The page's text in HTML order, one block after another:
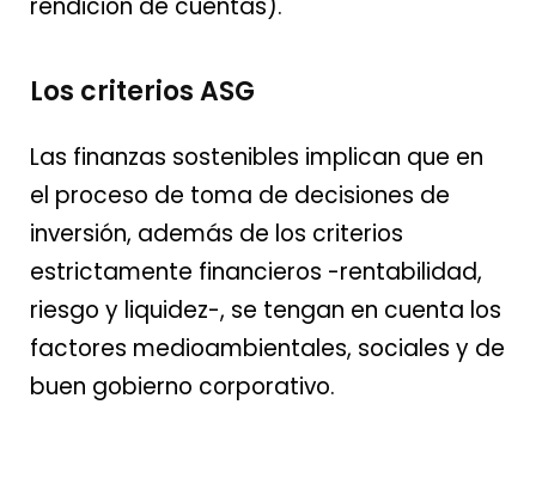
rendición de cuentas).
Los criterios ASG
Las finanzas sostenibles implican que en
el proceso de toma de decisiones de
inversión, además de los criterios
estrictamente financieros -rentabilidad,
riesgo y liquidez-, se tengan en cuenta los
factores medioambientales, sociales y de
buen gobierno corporativo.